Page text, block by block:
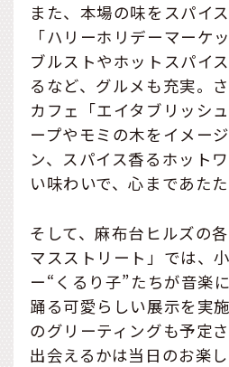
また、本場の味をスパイ
「ハリーホリデーマーケ
ブルストやホットスパイ
るなど、グルメも充実。
カフェ「エイタブリッシ
ープやモミの木をイメー
ン、スパイス香るホット
い味わいで、心まであたた
そして、麻布台ヒルズの
マスストリート」では、
ー“くるり子”たちが音楽
踊る可愛らしい展示を実
のグリーティングも予定
出会えるかは当日のお楽し